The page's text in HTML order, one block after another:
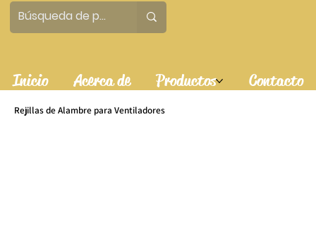
Inicio Acerca de Productos Contacto
Rejillas de Alambre para Ventiladores